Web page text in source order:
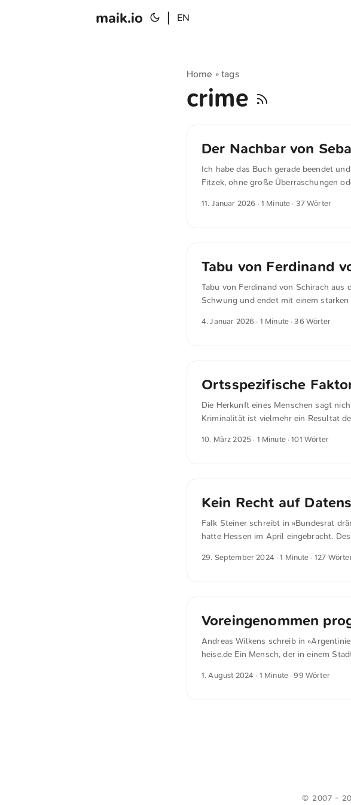
maik.io EN
Home »tags
crime
Der Nachbar von
Ich habe das Buch gerade beendet
Fitzek, ohne große Überraschungen
11. Januar 2026 · 1 Minute · 37 Wörter
Tabu von Ferdinand
Tabu von Ferdinand von Schirach
Schwung und endet mit einem
4. Januar 2026 · 1 Minute · 36 Wörter
Ortsspezifische
Die Herkunft eines Menschen sagt
Kriminalität ist vielmehr ein Resultat
das Ifo-Institut Daten der PKS der
Ausländer vorwiegend in
10. März 2025 · 1 Minute · 101 Wörter
Kein Recht auf
Falk Steiner schreibt in »Bundesrat
hatte Hessen im April eingebracht.
weiterverfolgt worden, weil es keine
insgesamt 111.000 Nutzern. Es sei
Provider abgeschaltet werden konnte.
29. September 2024 · 1 Minute · 127
Voreingenommen
Andreas Wilkens schreib in
heise.de Ein Mensch, der in einem
Verhaltensweisen aufgrund
Gesetze stellten jede Art von
1. August 2024 · 1 Minute · 99 Wörter
© 2007 -